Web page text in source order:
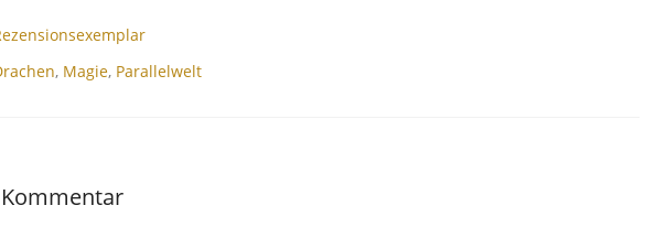
, Magie, Parallelwelt